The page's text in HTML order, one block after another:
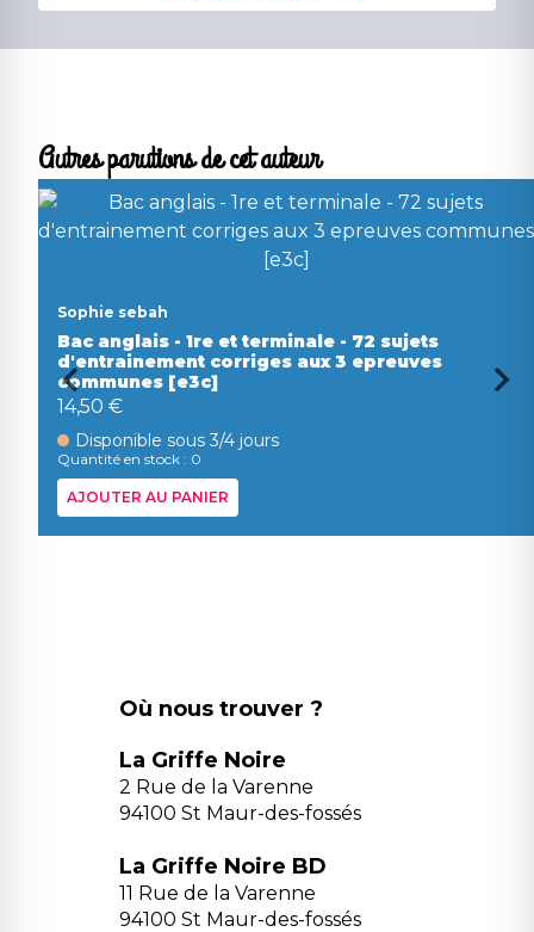
Autres parutions de cet auteur
Sophie sebah
Bac anglais - 1re et terminale - 72 sujets
d'entrainement corriges aux 3 epreuves
communes [e3c]
14,50 €
Disponible sous 3/4 jours
Quantité en stock : 0
AJOUTER AU PANIER
Où nous trouver ?
La Griffe Noire
2 Rue de la Varenne
94100 St Maur-des-fossés
La Griffe Noire BD
11 Rue de la Varenne
94100 St Maur-des-fossés